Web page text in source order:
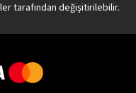
tarafından değişitirilebilir.